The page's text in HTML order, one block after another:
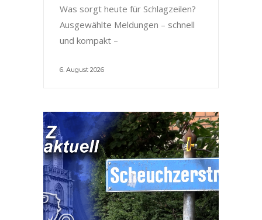
Was sorgt heute für Schlagzeilen?
Ausgewählte Meldungen – schnell
und kompakt –
6. August 2026